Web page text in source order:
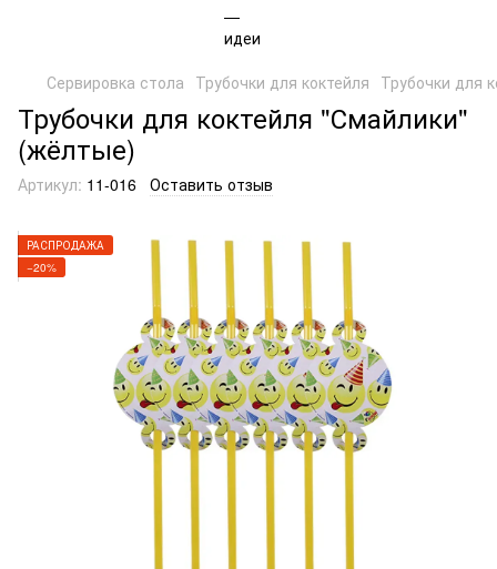
Сервировка стола Трубочки для коктейля Трубочки для
Трубочки для коктейля "Смайлики"
(жёлтые)
Артикул: 11-016 Оставить отзыв
РАСПРОДАЖА
−20%